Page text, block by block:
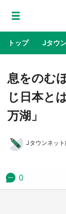
トップ Jタウ
地域×二次元
息をのむ
じ日本と
万湖」
Jタウンネッ
0